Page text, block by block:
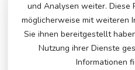
-10%
und Analysen weiter. Diese
möglicherweise mit weiteren
Sie ihnen bereitgestellt
Nutzung ihrer Dienste
Informationen